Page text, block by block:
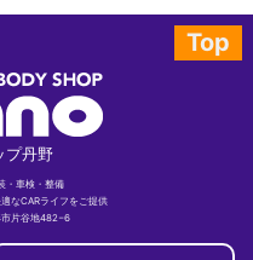
Top
プ丹野
・車検・整備
なCARライフをご提供
片谷地482−6